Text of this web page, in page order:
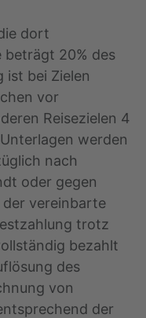
dort
beträgt 20% des
ist bei Zielen
vor
Reisezielen 4
werden
nach
oder gegen
der vereinbarte
trotz
bezahlt
des
von
der